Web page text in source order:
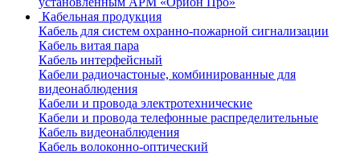
Кабельная продукция
Кабель для систем охранно-пожарной сигнализации
Кабель витая пара
Кабель интерфейсный
Кабели радиочастоные, комбинированные для
видеонаблюдения
Кабели и провода электротехнические
Кабели и провода телефонные распределительные
Кабель видеонаблюдения
Кабель волоконно-оптический